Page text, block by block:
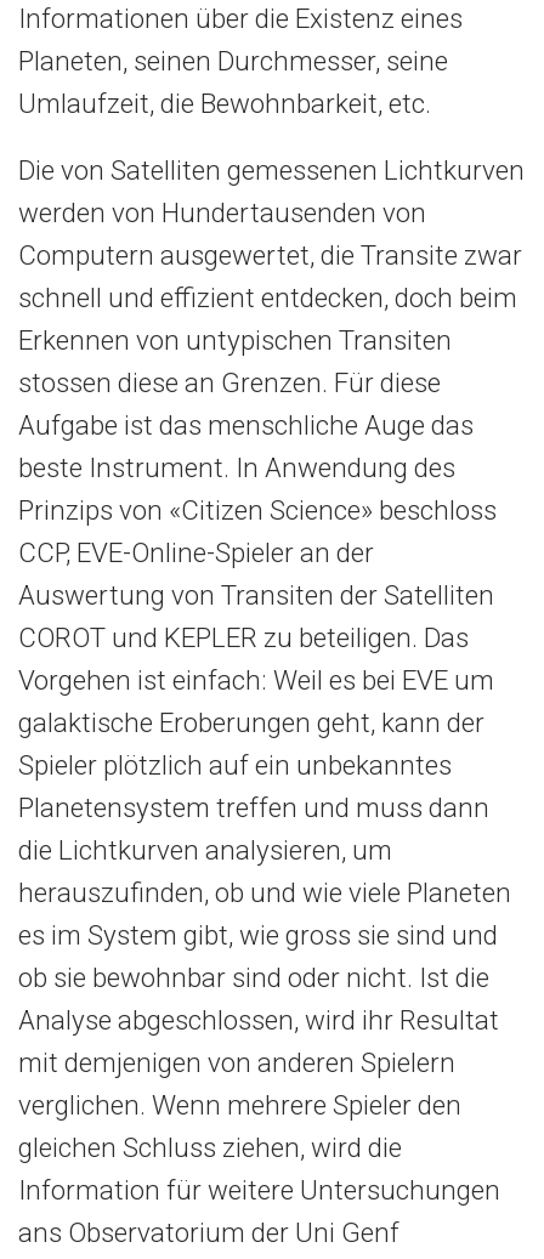
Informationen über die Existenz eines
Planeten, seinen Durchmesser, seine
Umlaufzeit, die Bewohnbarkeit, etc.
Die von Satelliten gemessenen Lichtkurven
werden von Hundertausenden von
Computern ausgewertet, die Transite zwar
schnell und effizient entdecken, doch beim
Erkennen von untypischen Transiten
stossen diese an Grenzen. Für diese
Aufgabe ist das menschliche Auge das
beste Instrument. In Anwendung des
Prinzips von «Citizen Science» beschloss
CCP, EVE-Online-Spieler an der
Auswertung von Transiten der Satelliten
COROT und KEPLER zu beteiligen. Das
Vorgehen ist einfach: Weil es bei EVE um
galaktische Eroberungen geht, kann der
Spieler plötzlich auf ein unbekanntes
Planetensystem treffen und muss dann
die Lichtkurven analysieren, um
herauszufinden, ob und wie viele Planeten
es im System gibt, wie gross sie sind und
ob sie bewohnbar sind oder nicht. Ist die
Analyse abgeschlossen, wird ihr Resultat
mit demjenigen von anderen Spielern
verglichen. Wenn mehrere Spieler den
gleichen Schluss ziehen, wird die
Information für weitere Untersuchungen
ans Observatorium der Uni Genf